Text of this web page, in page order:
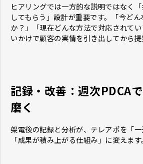
ヒアリングでは一方的な説明ではなく
してもらう」設計が重要です。「今ど
か？」「現在どんな方法で対応されて
いかけで顧客の実情を引き出してから提
記録・改善：週次PDCA
磨く
架電後の記録と分析が、テレアポを「
「成果が積み上がる仕組み」に変えます。